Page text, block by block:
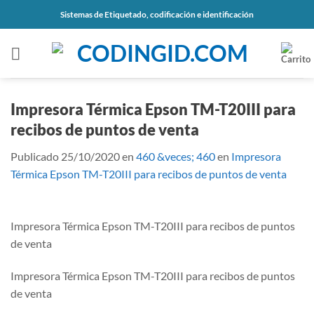
al
Sistemas de Etiquetado, codificación e identificación
Impresora Térmica Epson TM-T20III para
recibos de puntos de venta
Publicado 25/10/2020en 460 &veces; 460en Impresora
Térmica Epson TM-T20III para recibos de puntos de venta
Impresora Térmica Epson TM-T20III para recibos de puntos
de venta
Impresora Térmica Epson TM-T20III para recibos de puntos
de venta